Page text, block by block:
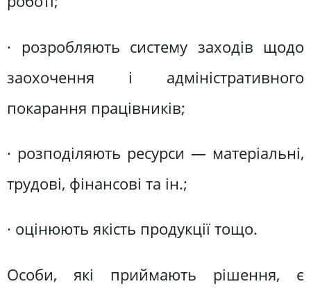
· розробляють систему заходів щодо
заохочення і адміністративного
покарання працівників;
· розподіляють ресурси — матеріальні,
трудові, фінансові та ін.;
· оцінюють якість продукції тощо.
Особи, які приймають рішення, є